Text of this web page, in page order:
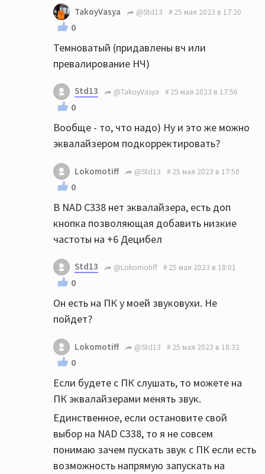
TakoyVasya @Std13 25 мая 2023 в 17:20
0
Темноватый (придавлены вч или
превалирование НЧ)
Std13 @TakoyVasya 25 мая 2023 в 17:56
0
Вообще - то, что надо) Ну и это же можно
эквалайзером подкорректировать?
Lokomotiff @Std13 25 мая 2023 в 17:58
0
В NAD C338 нет эквалайзера, есть доп
кнопка позволяющая добавить низкие
частоты на +6 Децибел
Std13 @Lokomotiff 25 мая 2023 в 18:01
0
Он есть на ПК у моей звуковухи. Не
пойдет?
Lokomotiff @Std13 25 мая 2023 в 18:32
0
Если будете с ПК слушать, то можете на
ПК эквалайзерами менять звук.
Единственное, если остановите свой
выбор на NAD C338, то я не совсем
понимаю зачем пускать звук с ПК если есть
возможность напрямую запускать на